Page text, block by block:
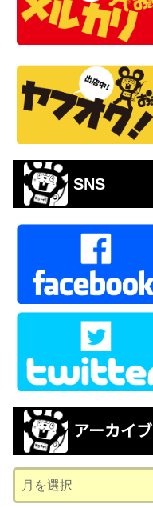
SNS
アーカイブ
ー